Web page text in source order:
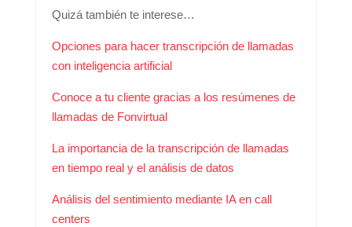
Quizá también te interese…
Opciones para hacer transcripción de llamadas
con inteligencia artificial
Conoce a tu cliente gracias a los resúmenes de
llamadas de Fonvirtual
La importancia de la transcripción de llamadas
en tiempo real y el análisis de datos
Análisis del sentimiento mediante IA en call
centers